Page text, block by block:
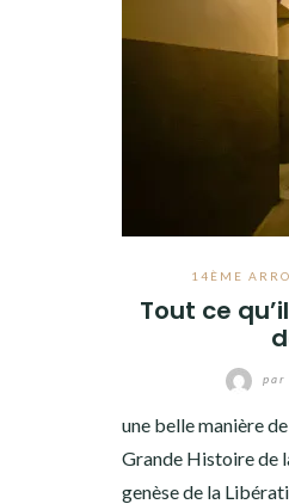
14ÈME
Tout ce
par
une belle manière
Grande Histoire de
genèse de la